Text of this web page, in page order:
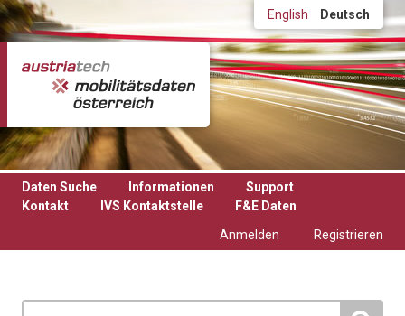
Direkt zum Inhalt English Deutsch
Daten Suche Informationen
Support
Kontakt
IVS Kontaktstelle
F&E Daten
Anmelden
Registrieren